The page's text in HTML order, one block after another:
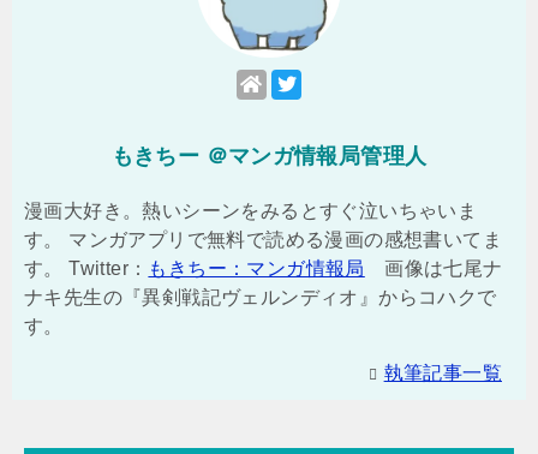
もきちー ＠マンガ情報局管理人
漫画大好き。熱いシーンをみるとすぐ泣いちゃいま
す。 マンガアプリで無料で読める漫画の感想書いてま
す。 Twitter： もきちー：マンガ情報局
画像は七尾ナ
ナキ先生の『異剣戦記ヴェルンディオ』からコハクで
す。
執筆記事一覧